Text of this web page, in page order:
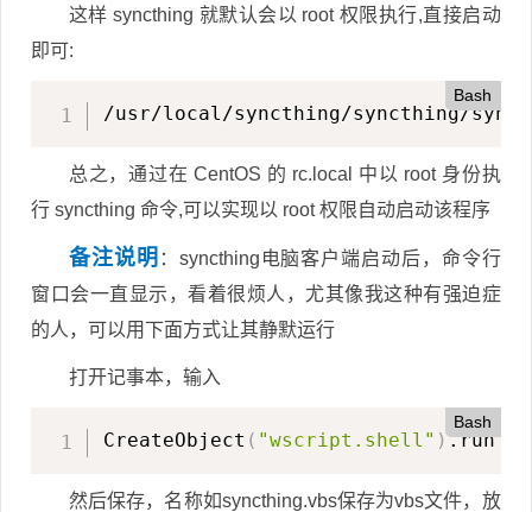
这样 syncthing 就默认会以 root 权限执行,直接启动
即可:
Bash
/usr/local/syncthing/syncthing/
总之，通过在 CentOS 的 rc.local 中以 root 身份执
行 syncthing 命令,可以实现以 root 权限自动启动该程序
备注说明 ：syncthing电脑客户端启动后，命令行
窗口会一直显示，看着很烦人，尤其像我这种有强迫症
的人，可以用下面方式让其静默运行
打开记事本，输入
Bash
CreateObject ( "wscript.shell" ).run
然后保存，名称如syncthing.vbs保存为vbs文件，放